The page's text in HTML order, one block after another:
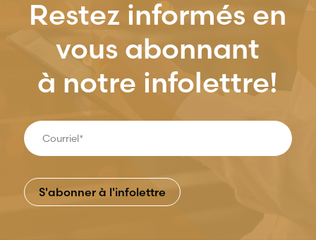
Restez informés en
vous abonnant
à notre infolettre!